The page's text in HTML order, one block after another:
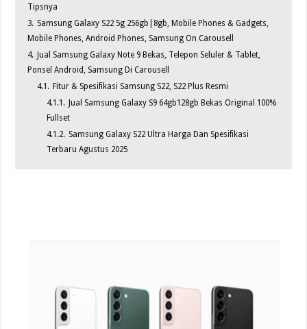
Tipsnya
3. Samsung Galaxy S22 5g 256gb|8gb, Mobile Phones & Gadgets,
Mobile Phones, Android Phones, Samsung On Carousell
4. Jual Samsung Galaxy Note 9 Bekas, Telepon Seluler & Tablet,
Ponsel Android, Samsung Di Carousell
4.1. Fitur & Spesifikasi Samsung S22, S22 Plus Resmi
4.1.1. Jual Samsung Galaxy S9 64gb128gb Bekas Original 100%
Fullset
4.1.2. Samsung Galaxy S22 Ultra Harga Dan Spesifikasi
Terbaru Agustus 2025